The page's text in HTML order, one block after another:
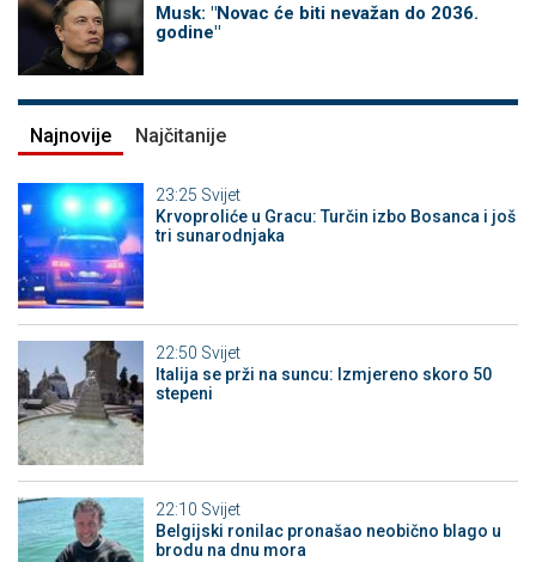
Musk: "Novac će biti nevažan do 2036.
godine"
Najnovije Najčitanije
23:25 Svijet
Krvoproliće u Gracu: Turčin izbo Bosanca i još
tri sunarodnjaka
22:50 Svijet
Italija se prži na suncu: Izmjereno skoro 50
stepeni
22:10 Svijet
Belgijski ronilac pronašao neobično blago u
brodu na dnu mora